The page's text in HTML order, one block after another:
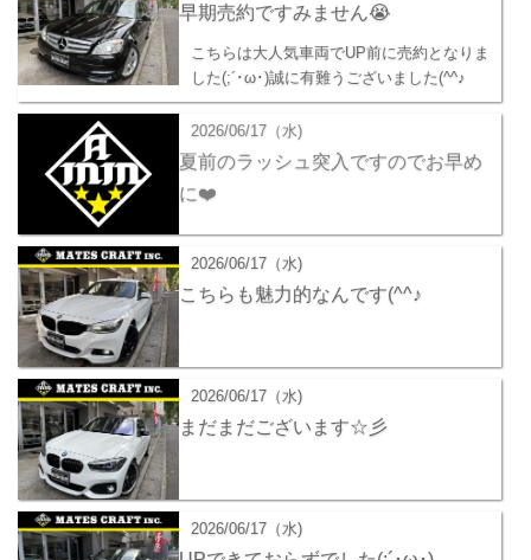
早期売約ですみません😭
こちらは大人気車両でUP前に売約となりま
した(;´･ω･)誠に有難うございました(^^♪
2026/06/17（水)
夏前のラッシュ突入ですのでお早め
に❤️
2026/06/17（水)
こちらも魅力的なんです(^^♪
2026/06/17（水)
まだまだございます☆彡
2026/06/17（水)